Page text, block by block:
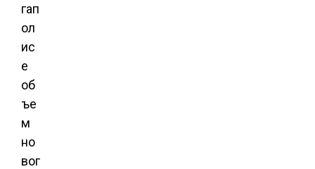
гап
ол
ис
е
об
ъе
м
но
вог